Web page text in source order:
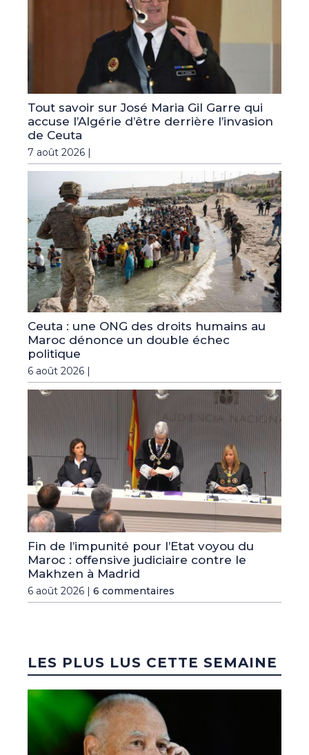
Tout savoir sur José Maria Gil Garre qui
accuse l’Algérie d’être derrière l’invasion
de Ceuta
7 août 2026 |
Ceuta : une ONG des droits humains au
Maroc dénonce un double échec
politique
6 août 2026 |
Fin de l’impunité pour l’Etat voyou du
Maroc : offensive judiciaire contre le
Makhzen à Madrid
6 août 2026 | 6 commentaires
LES PLUS LUS CETTE SEMAINE